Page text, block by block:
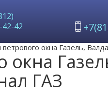
42-42
ветрового окна Газель,
окна
ГАЗ